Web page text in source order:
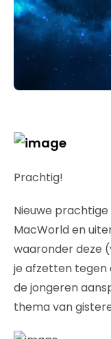
Prachtig!
Nieuwe
MacWorld en
waaronder deze
je afzetten tegen
de jongeren
thema van